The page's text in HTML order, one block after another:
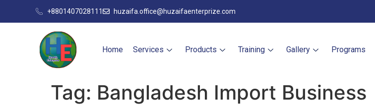
+8801407028111 huzaifa.office@huzaifaenterprize.com
Home Services Products Training Gallery Programs
Tag: Bangladesh Import Business